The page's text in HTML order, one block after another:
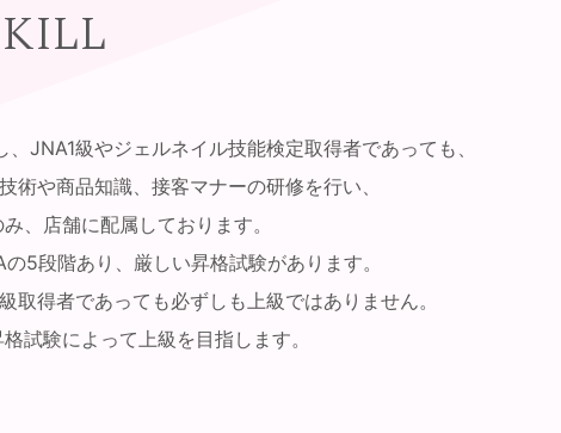
JNA1級やジェルネイル技能検定取得者であっても、
術や商品知識、接客マナーの研修を行い、
、店舗に配属しております。
5段階あり、厳しい昇格試験があります。
取得者であっても必ずしも上級ではありません。
試験によって上級を目指します。